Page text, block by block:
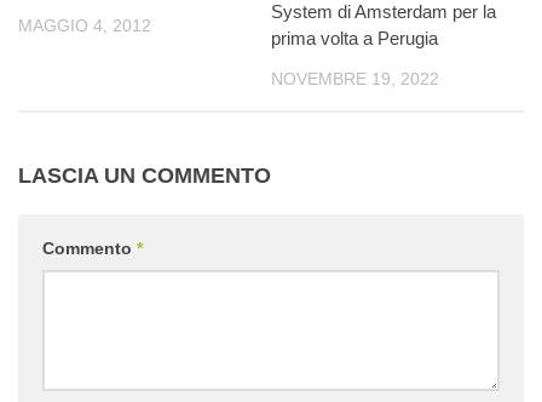
MAGGIO 4, 2012
System di Amsterdam per la
prima volta a Perugia
NOVEMBRE 19, 2022
LASCIA UN COMMENTO
Commento *